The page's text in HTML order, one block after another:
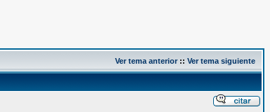
Ver tema anterior:: Ver tema siguiente